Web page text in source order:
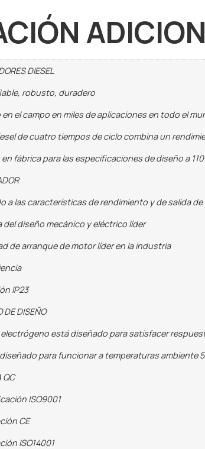
DIESEL
robusto, duradero
el campo en miles de aplicaciones en todo el
de cuatro tiempos de ciclo combina un
fábrica para las especificaciones de diseño a
a las características de rendimiento y de salida
del diseño mecánico y eléctrico líder
de arranque de motor líder en la industria
IP23
DE DISEÑO
está diseñado para satisfacer
para funcionar a temperaturas ambiente
QC
ISO9001
CE
ISO14001